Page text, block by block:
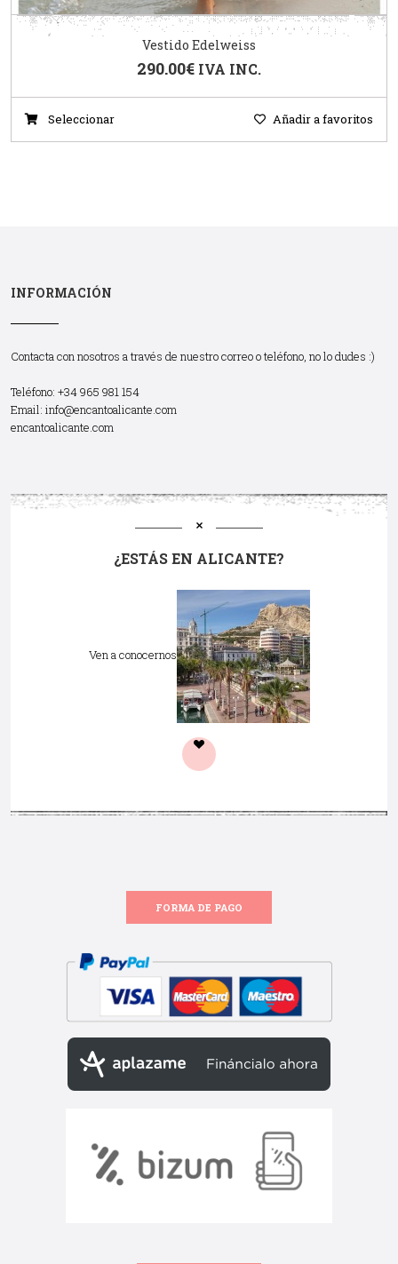
Vestido Edelweiss
290.00€ IVA INC.
Seleccionar Añadir a favoritos
INFORMACIÓN
Contacta con nosotros a través de nuestro correo o teléfono, no lo dudes :)
Teléfono: +34 965 981 154
Email: info@encantoalicante.com
encantoalicante.com
¿ESTÁS EN ALICANTE?
Ven a conocernos
FORMA DE PAGO